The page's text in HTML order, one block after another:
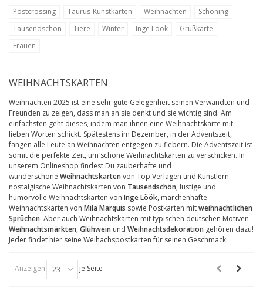
Postcrossing Taurus-Kunstkarten Weihnachten
Schöning
Tausendschön
Tiere Winter Inge Löök
Grußkarte
Frauen
WEIHNACHTSKARTEN
Weihnachten 2025 ist eine sehr gute Gelegenheit seinen Verwandten und
Freunden zu zeigen, dass man an sie denkt und sie wichtig sind. Am
einfachsten geht dieses, indem man ihnen eine Weihnachtskarte mit
lieben Worten schickt. Spätestens im Dezember, in der Adventszeit,
fangen alle Leute an Weihnachten entgegen zu fiebern. Die Adventszeit ist
somit die perfekte Zeit, um schöne Weihnachtskarten zu verschicken. In
unserem Onlineshop findest Du zauberhafte und
wunderschöne Weihnachtskarten von Top Verlagen und Künstlern:
nostalgische Weihnachtskarten von Tausendschön, lustige und
humorvolle Weihnachtskarten von Inge Löök, märchenhafte
Weihnachtskarten von Mila Marquis sowie Postkarten mitweihnachtlichen
Sprüchen. Aber auch Weihnachtskarten mit typischen deutschen Motiven -
Weihnachtsmärkten, Glühwein und Weihnachtsdekoration gehören dazu!
Jeder findet hier seine Weihachspostkarten für seinen Geschmack.
Anzeigen 23 je Seite